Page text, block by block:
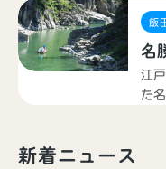
飯
名
江
た
新着ニュース